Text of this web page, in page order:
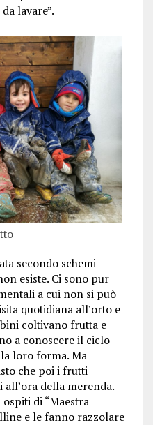
lavare”.
secondo schemi
esiste. Ci sono pur
a cui non si può
quotidiana all’orto e
coltivano frutta e
a conoscere il ciclo
loro forma. Ma
che poi i frutti
della merenda.
di “Maestra
e le fanno razzolare